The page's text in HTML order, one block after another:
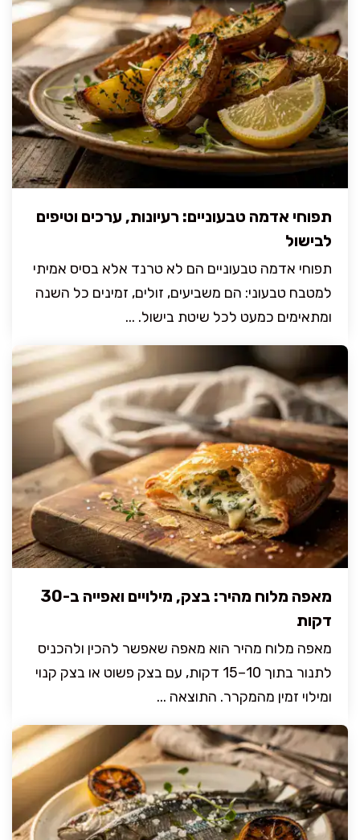
תפוחי אדמה טבעוניים: רעיונות, ערכים וטיפים
לבישול
תפוחי אדמה טבעוניים הם לא טרנד אלא בסיס אמיתי
למטבח טבעוני: הם משביעים, זולים, זמינים כל השנה
ומתאימים כמעט לכל שיטת בישול. ...
מאפה מלוח מהיר: בצק, מילויים ואפייה ב-30
דקות
מאפה מלוח מהיר הוא מאפה שאפשר להכין ולהכניס
לתנור בתוך 10–15 דקות, עם בצק פשוט או בצק קנוי
ומילוי זמין מהמקרר. התוצאה ...